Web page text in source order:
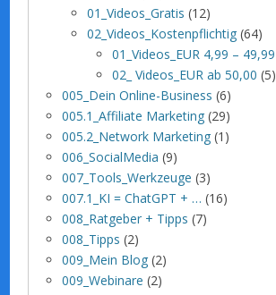
01_Videos_Gratis (12)
02_Videos_Kostenpflichtig (64)
01_Videos_EUR 4,99 – 49,99
02_ Videos_EUR ab 50,00 (5)
005_Dein Online-Business (6)
005.1_Affiliate Marketing (29)
005.2_Network Marketing (1)
006_SocialMedia (9)
007_Tools_Werkzeuge (3)
007.1_KI = ChatGPT + … (16)
008_Ratgeber + Tipps (7)
008_Tipps (2)
009_Mein Blog (2)
009_Webinare (2)